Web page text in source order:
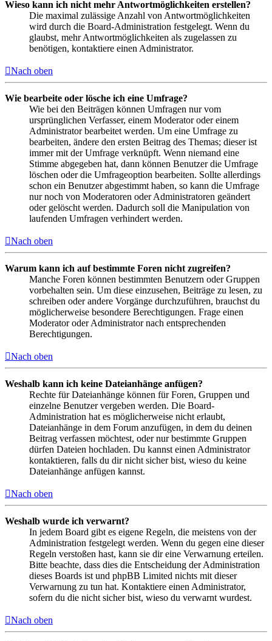
Wieso kann ich nicht mehr Antwortmöglichkeiten erstellen?
Die maximal zulässige Anzahl von Antwortmöglichkeiten
wird durch die Board-Administration festgelegt. Wenn du
glaubst, mehr Antwortmöglichkeiten als zugelassen zu
benötigen, kontaktiere einen Administrator.
Nach oben
Wie bearbeite oder lösche ich eine Umfrage?
Wie bei den Beiträgen können Umfragen nur vom
ursprünglichen Verfasser, einem Moderator oder einem
Administrator bearbeitet werden. Um eine Umfrage zu
bearbeiten, ändere den ersten Beitrag des Themas; dieser ist
immer mit der Umfrage verknüpft. Wenn niemand eine
Stimme abgegeben hat, dann können Benutzer die Umfrage
löschen oder die Umfrageoption bearbeiten. Sollte allerdings
schon ein Benutzer abgestimmt haben, so kann die Umfrage
nur noch von Moderatoren oder Administratoren geändert
oder gelöscht werden. Dadurch soll die Manipulation von
laufenden Umfragen verhindert werden.
Nach oben
Warum kann ich auf bestimmte Foren nicht zugreifen?
Manche Foren können bestimmten Benutzern oder Gruppen
vorbehalten sein. Um diese einzusehen, Beiträge zu lesen, zu
schreiben oder andere Vorgänge durchzuführen, brauchst du
möglicherweise besondere Berechtigungen. Frage einen
Moderator oder Administrator nach entsprechenden
Berechtigungen.
Nach oben
Weshalb kann ich keine Dateianhänge anfügen?
Rechte für Dateianhänge können für Foren, Gruppen und
einzelne Benutzer vergeben werden. Die Board-
Administration hat es möglicherweise nicht erlaubt,
Dateianhänge in dem Forum anzufügen, in dem du deinen
Beitrag verfassen möchtest, oder nur bestimmte Gruppen
dürfen Dateien hochladen. Du kannst einen Administrator
kontaktieren, falls du dir nicht sicher bist, wieso du keine
Dateianhänge anfügen kannst.
Nach oben
Weshalb wurde ich verwarnt?
In jedem Board gibt es eigene Regeln, die meistens von der
Administration festgelegt werden. Wenn du gegen eine dieser
Regeln verstoßen hast, kann sie dir eine Verwarnung erteilen.
Bitte beachte, dass dies die Entscheidung der Administration
dieses Boards ist und phpBB Limited nichts mit dieser
Verwarnung zu tun hat. Kontaktiere einen Administrator,
sofern du die nicht sicher bist, wieso du verwarnt wurdest.
Nach oben